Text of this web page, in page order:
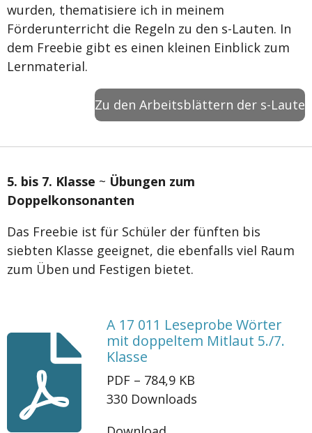
wurden, thematisiere ich in meinem
Förderunterricht die Regeln zu den s-Lauten. In
dem Freebie gibt es einen kleinen Einblick zum
Lernmaterial.
Zu den Arbeitsblättern der s-Laute
5. bis 7. Klasse ~ Übungen zum
Doppelkonsonanten
Das Freebie ist für Schüler der fünften bis
siebten Klasse geeignet, die ebenfalls viel Raum
zum Üben und Festigen bietet.
A 17 011 Leseprobe Wörter
mit doppeltem Mitlaut 5./7.
Klasse
PDF – 784,9 KB
330 Downloads